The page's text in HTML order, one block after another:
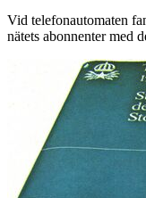
Vid telefonautomaten
nätets abonnenter med